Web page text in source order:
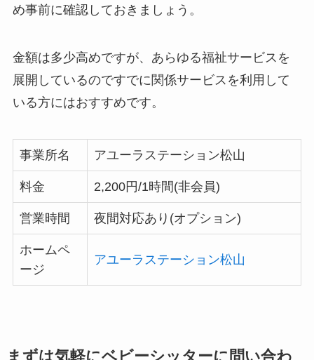
め事前に確認しておきましょう。
金額は多少高めですが、あらゆる福祉サービスを
展開しているのですでに関係サービスを利用して
いる方にはおすすめです。
事業所名 アユーラステーション松山
料金 2,200円/1時間(非会員)
営業時間 夜間対応あり(オプション)
ホームペ
ージ
アユーラステーション松山
まずは気軽にベビーシッターに問い合わ